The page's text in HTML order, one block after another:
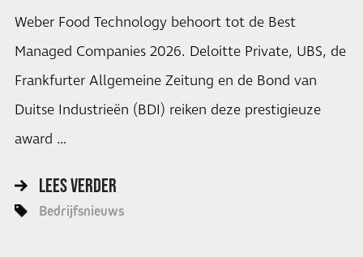
Weber Food Technology behoort tot de Best
Managed Companies 2026. Deloitte Private, UBS, de
Frankfurter Allgemeine Zeitung en de Bond van
Duitse Industrieën (BDI) reiken deze prestigieuze
award …
LEES VERDER
Bedrijfsnieuws